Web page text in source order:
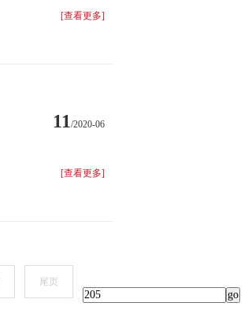
[查看更多]
11/2020-06
[查看更多]
尾页